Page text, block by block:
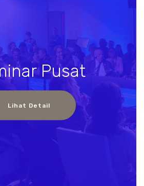
Pusat
Lihat Detail